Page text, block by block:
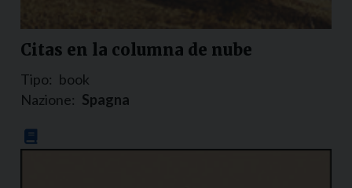
Citas en la columna de nube
Tipo: book
Nazione: Spagna